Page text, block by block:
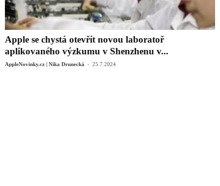
Apple se chystá otevřít novou laboratoř
aplikovaného výzkumu v Shenzhenu v...
AppleNovinky.cz | Nika Drunecká - 25.7.2024